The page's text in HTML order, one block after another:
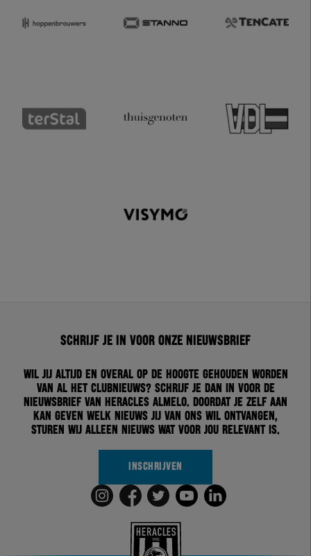
Schrijf je in voor onze nieuwsbrief
Wil jij altijd en overal op de hoogte gehouden worden
van al het clubnieuws? Schrijf je dan in voor de
nieuwsbrief van Heracles Almelo. Doordat je zelf aan
kan geven welk nieuws jij van ons wil ontvangen,
sturen wij alleen nieuws wat voor jou relevant is.
INSCHRIJVEN